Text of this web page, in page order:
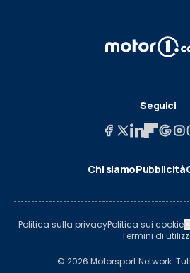
Seguici
Chi siamoPubblicità
Politica sulla privacyPolitica sui cookie
Termini di
© 2026 Motorsport Network.